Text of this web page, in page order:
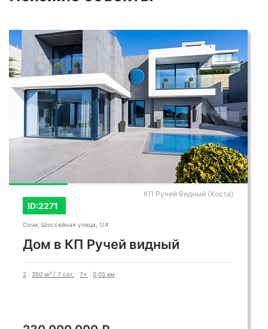
ID:2271
КП Ручей Видный (Хоста)
Сочи, Шоссейная улица, 1/4
Дом в КП Ручей видный
2 350 м² / 7 сот. 7+ 0,05 км